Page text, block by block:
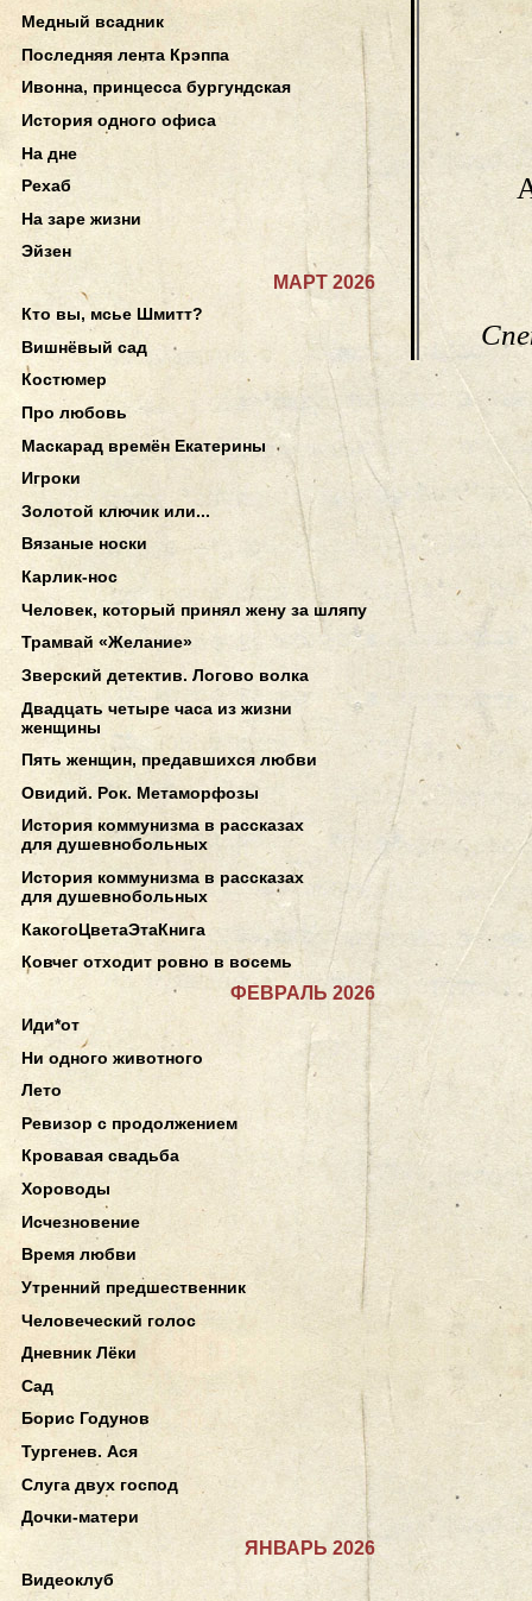
Медный всадник
Последняя лента Крэппа
Ивонна, принцесса бургундская
История одного офиса
На дне
Рехаб
На заре жизни
Эйзен
МАРТ 2026
Кто вы, мсье Шмитт?
Вишнёвый сад
Костюмер
Про любовь
Маскарад времён Екатерины
Игроки
Золотой ключик или...
Вязаные носки
Карлик-нос
Человек, который принял жену за шляпу
Трамвай «Желание»
Зверский детектив. Логово волка
Двадцать четыре часа из жизни
женщины
Пять женщин, предавшихся любви
Овидий. Рок. Метаморфозы
История коммунизма в рассказах
для душевнобольных
История коммунизма в рассказах
для душевнобольных
КакогоЦветаЭтаКнига
Ковчег отходит ровно в восемь
ФЕВРАЛЬ 2026
Иди*от
Ни одного животного
Лето
Ревизор с продолжением
Кровавая свадьба
Хороводы
Исчезновение
Время любви
Утренний предшественник
Человеческий голос
Дневник Лёки
Сад
Борис Годунов
Тургенев. Ася
Слуга двух господ
Дочки-матери
ЯНВАРЬ 2026
Видеоклуб